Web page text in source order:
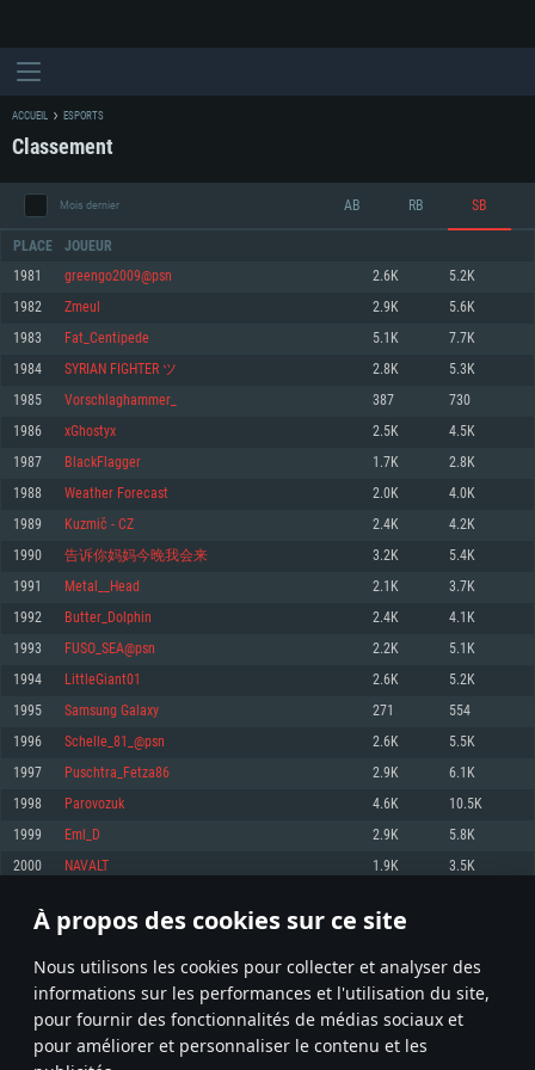
À propos des cookies sur ce site
Nous utilisons les cookies pour collecter et analyser des
informations sur les performances et l'utilisation du site,
pour fournir des fonctionnalités de médias sociaux et
pour améliorer et personnaliser le contenu et les
CONFIGURATION SYSTÈME REQUISE
Minimum
OS: Windows 10 (64 bit)
Processeur: Dual-Core 2.2 GHz
Mémoire: 4 GB
Carte graphique supportant DirectX 11: AMD Radeon 77XX / NVIDIA
GeForce GTX 660. La résolution minimale supportée par le jeu est de 720p
Connection: Connexion Internet à haut débit
Disque dur: 23.1 Go (client minimal)
Recommandée
1060 et plus, Radeon RX 570 et plus.
Disque dur: 75.9 Go (client complet)
Minimum
OS: Mac OS Big Sur 11.0 ou plus récent
Processeur: Core i5, minimum 2.2GHz (Les processeurs Intel Xeon ne sont
pas supportés)
Mémoire: 6 GB
Carte graphique: Intel Iris Pro 5200 (Mac), ou analogue AMD/Nvidia. La
résolution minimale supportée par le jeu est de 720p.
Connection: Connexion Internet à haut débit
Disque dur: 62,2 Go (client minimal)
Recommandée
OS: Mac OS Big Sur 11.0 ou plus récent
Processeur: Core i7 (Les processeurs Intel Xeon ne sont pas supportés)
Mémoire: 8 GB
Carte graphique: Radeon Vega II ou plus avec support de Metal
Disque dur: 62,2 Go (client complet)
Minimum
OS: Les configurations Linux 64 bits les plus modernes
Processeur: Dual-Core 2.4 GHz
Mémoire: 4 GB
Carte graphique: NVIDIA 660 avec les derniers drivers (moins de 6 mois) /
de même pour AMD (La résolution minimale supportée par le jeu est de
720p)
Connection: Connexion Internet à haut débit
Disque dur: 62,2 Go (client minimal)
Recommandée
OS: Ubuntu 20.04 64bit
Processeur: Intel Core i7
Mémoire: 8 GB
Carte graphique: NVIDIA 1060 avec les derniers drivers (moins de 6 mois) /
6 mois et supportant Vulkan
Connection: Connexion Internet à haut débit
Disque dur: 60,2 Go (client complet)
ACCUEIL ESPORTS
Classement
Mois dernier AB RB SB
PLACE JOUEUR
1981 greengo2009@psn 2.6K 5.2K
1982 Zmeul 2.9K 5.6K
1983 Fat_Centipede 5.1K 7.7K
1984 SYRIAN FIGHTER ツ 2.8K 5.3K
1985 Vorschlaghammer_ 387 730
1986 xGhostyx 2.5K 4.5K
1987 BlackFlagger 1.7K 2.8K
1988 Weather Forecast 2.0K 4.0K
1989 Kuzmič - CZ 2.4K 4.2K
1990 告诉你妈妈今晚我会来 3.2K 5.4K
1991 Metal__Head 2.1K 3.7K
1992 Butter_Dolphin 2.4K 4.1K
1993 FUSO_SEA@psn 2.2K 5.1K
1994 LittleGiant01 2.6K 5.2K
1995 Samsung Galaxy 271 554
1996 Schelle_81_@psn 2.6K 5.5K
1997 Puschtra_Fetza86 2.9K 6.1K
1998 Parovozuk 4.6K 10.5K
1999 Eml_D 2.9K 5.8K
2000 NAVALT 1.9K 3.5K
* Classement mis à jour quotidiennement
99 100 101 200